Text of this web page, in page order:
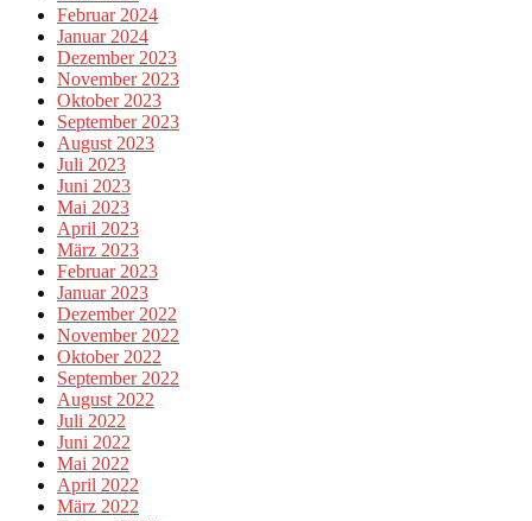
Februar 2024
Januar 2024
Dezember 2023
November 2023
Oktober 2023
September 2023
August 2023
Juli 2023
Juni 2023
Mai 2023
April 2023
März 2023
Februar 2023
Januar 2023
Dezember 2022
November 2022
Oktober 2022
September 2022
August 2022
Juli 2022
Juni 2022
Mai 2022
April 2022
März 2022